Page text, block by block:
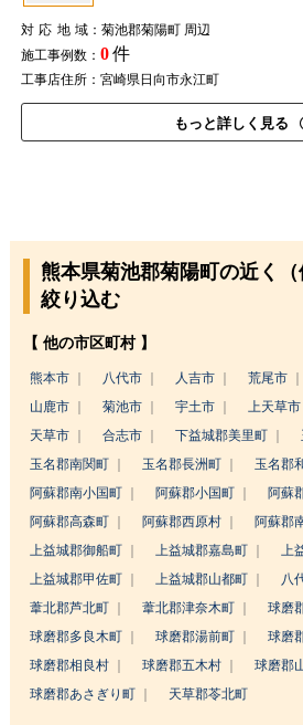
対応地域：菊池郡菊陽町 周辺
施工事例数： 0件
工事店住所：宮崎県日向市永江町
もっと詳しく見る
熊本県菊池郡菊陽町の近く
絞り込む
【 他の市区町村 】
熊本市 八代市 人吉市 荒尾市
山鹿市
菊池市 宇土市 上天草市
天草市
合志市 下益城郡美里町
玉名郡南関町
玉名郡長洲町 玉名郡
阿蘇郡南小国町
阿蘇郡小国町
阿蘇
阿蘇郡高森町
阿蘇郡西原村
阿蘇郡
上益城郡御船町
上益城郡嘉島町
上
上益城郡甲佐町
上益城郡山都町
八
葦北郡芦北町
葦北郡津奈木町
球磨
球磨郡多良木町
球磨郡湯前町
球磨
球磨郡相良村
球磨郡五木村 球磨郡
球磨郡あさぎり町
天草郡苓北町